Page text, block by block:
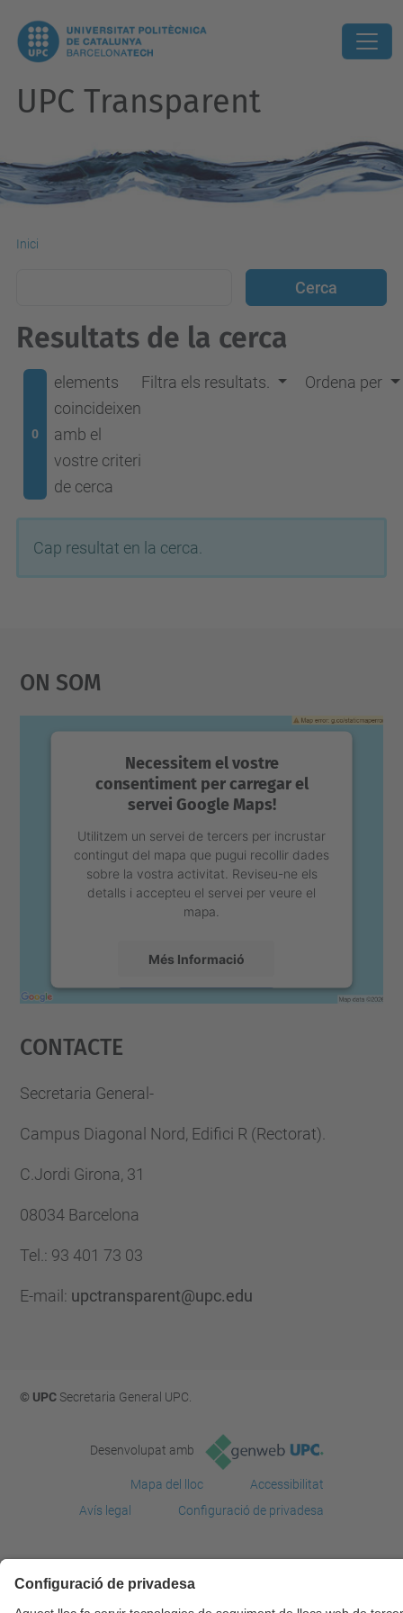
UPC Transparent
Inici
Resultats de la cerca
0
elements
coincideixen
amb el
vostre criteri
de cerca
Filtra els resultats. Ordena per
Cap resultat en la cerca.
On Som
Necessitem el vostre
consentiment per carregar el
servei Google Maps!
Utilitzem un servei de tercers per incrustar
contingut del mapa que pugui recollir dades
sobre la vostra activitat. Reviseu-ne els
detalls i accepteu el servei per veure el
mapa.
Més Informació
Accepta
powered by
Contacte
Secretaria General-
Campus Diagonal Nord, Edifici R (Rectorat).
C.Jordi Girona, 31
08034 Barcelona
Tel. : 93 401 73 03
E-mail : upctransparent@upc.edu
© UPCSecretaria General UPC.
Desenvolupat amb
Mapa del lloc
Accessibilitat
Avís legal
Configuració de privadesa